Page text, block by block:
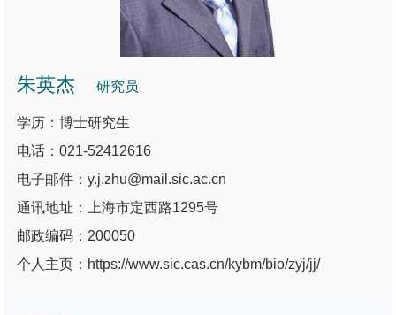
朱英杰 研究员
学历：博士研究生
电话：021-52412616
电子邮件：y.j.zhu@mail.sic.ac.cn
通讯地址：上海市定西路1295号
邮政编码：200050
个人主页：https://www.sic.cas.cn/kybm/bio/zyj/jj/